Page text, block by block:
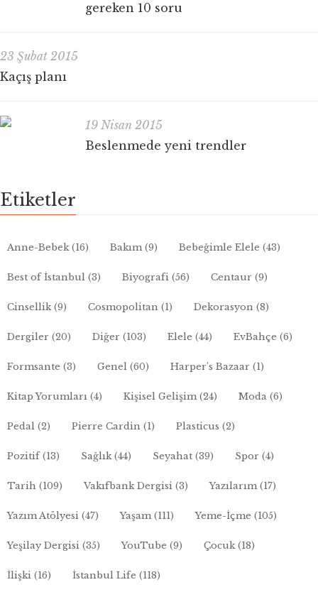
gereken 10 soru
23 Şubat 2015
Kaçış planı
19 Nisan 2015
Beslenmede yeni trendler
Etiketler
Anne-Bebek(16) Bakım(9) Bebeğimle Elele (43)
Best of İstanbul (3) Biyografi (56) Centaur (9)
Cinsellik(9) Cosmopolitan (1) Dekorasyon (8)
Dergiler (20) Diğer (103) Elele (44) EvBahçe (6)
Formsante (3) Genel (60) Harper's Bazaar (1)
Kitap Yorumları (4) Kişisel Gelişim(24) Moda (6)
Pedal (2) Pierre Cardin (1) Plasticus (2)
Pozitif(13) Sağlık(44) Seyahat (39) Spor (4)
Tarih (109) Vakıfbank Dergisi (3) Yazılarım(17)
Yazım Atölyesi (47) Yaşam(111) Yeme-İçme (105)
Yeşilay Dergisi (35) YouTube (9) Çocuk(18)
İlişki (16) İstanbul Life (118)